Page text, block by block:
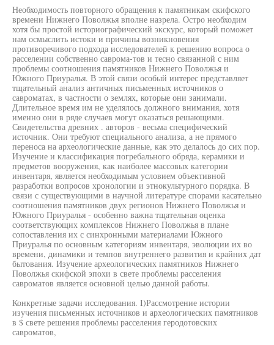
Необходимость повторного обращения к памятникам скифского
времени Нижнего Поволжья вполне назрела. Остро необходим
хотя бы простой историографический экскурс, который поможет
нам осмыслить истоки и причины возникновения
противоречивого подхода исследователей к решению вопроса о
расселении собственно саврома-тов и тесно связанной с ним
проблемы соотношения памятников Нижнего Поволжья и
Южного Приуралья. В этой связи особый интерес представляет
тщательный анализ античных письменных источников о
савроматах, в частности о землях, которые они занимали.
Длительное время им не уделялось должного внимания, хотя
именно они в ряде случаев могут оказаться решающими.
Свидетельства древних . авторов - весьма специфический
источник. Они требуют специального анализа, а не прямого
переноса на археологические данные, как это делалось до сих пор.
Изучение и классификация погребального обряда, керамики и
предметов вооружения, как наиболее массовых категории
инвентаря, является необходимым условием объективной
разработки вопросов хронологии и этнокультурного порядка. В
связи с существующими в научной литературе спорами касательно
соотношения памятников двух регионов Нижнего Поволжья и
Южного Приуралья - особенно важна тщательная оценка
соответствующих комплексов Нижнего Поволжья в плане
сопоставления их с синхронными материалами Южного
Приуралья по основным категориям инвентаря, эволюции их во
времени, динамики и темпов внутреннего развития и крайних дат
бытования. Изучение археологических памятников Нижнего
Поволжья скифской эпохи в свете проблемы расселения
савроматов является основной целью данной работы.
Конкретные задачи исследования. I)Рассмотрение истории
изучения письменных источников и археологических памятников
в $ свете решения проблемы расселения геродотовских
савроматов,